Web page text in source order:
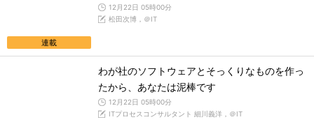
連載
12月22日 05時00分
松田次博，＠IT
わが社のソフトウェアとそっくりなものを作っ
たから、あなたは泥棒です
12月22日 05時00分
ITプロセスコンサルタント 細川義洋，＠IT